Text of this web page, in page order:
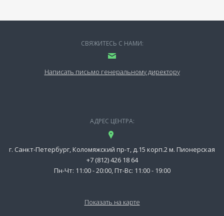
СВЯЖИТЕСЬ С НАМИ:
Написать письмо генеральному директору
АДРЕС ЦЕНТРА:
г. Санкт-Петербург, Коломяжский пр-т, д.15 корп.2 м. Пионерская
+7 (812) 426 18 64
Пн-Чт: 11:00 - 20:00, Пт-Вс: 11:00 - 19:00
Показать на карте